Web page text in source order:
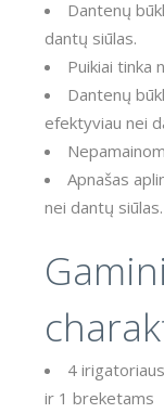
Dantenų
dantų siūlas.
Puikiai tinka
Dantenų
efektyviau nei
Apnašas
nei dantų siūlas.
4
ir 1 breketams